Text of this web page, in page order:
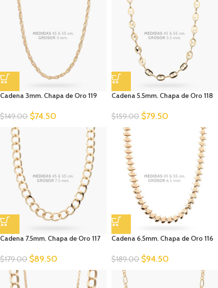
Cadena 3mm. Chapa de Oro 119
$149.00 $74.50
Cadena 5.5mm. Chapa de Oro 118
$159.00 $79.50
Cadena 7.5mm. Chapa de Oro 117
$179.00 $89.50
Cadena 6.5mm. Chapa de Oro 116
$189.00 $94.50